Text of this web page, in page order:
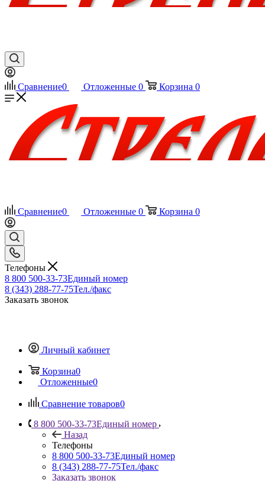
Сравнение0 Отложенные 0 Корзина 0
Сравнение0 Отложенные 0 Корзина 0
Телефоны
8 800 500-33-73Единый номер
8 (343) 288-77-75Тел./факс
Заказать звонок
Личный кабинет
Корзина0
Отложенные0
Сравнение товаров0
8 800 500-33-73Единый номер
Назад
Телефоны
8 800 500-33-73Единый номер
8 (343) 288-77-75Тел./факс
Заказать звонок